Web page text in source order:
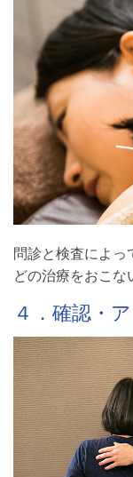
問診と検査によっ
どの治療をおこな
４．確認・